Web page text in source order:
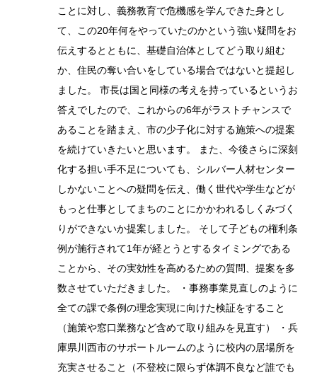
ことに対し、義務教育で危機感を学んできた身とし
て、この20年何をやっていたのかという強い疑問をお
伝えするとともに、基礎自治体としてどう取り組む
か、住民の奪い合いをしている場合ではないと提起し
ました。 市長は国と同様の考えを持っているというお
答えでしたので、これからの6年がラストチャンスで
あることを踏まえ、市の少子化に対する施策への提案
を続けていきたいと思います。 また、今後さらに深刻
化する担い手不足についても、シルバー人材センター
しかないことへの疑問を伝え、働く世代や学生などが
もっと仕事としてまちのことにかかわれるしくみづく
りができないか提案しました。 そして子どもの権利条
例が施行されて1年が経とうとするタイミングである
ことから、その実効性を高めるための質問、提案を多
数させていただきました。 ・事務事業見直しのように
全ての課で条例の理念実現に向けた検証をすること
（施策や窓口業務など含めて取り組みを見直す） ・兵
庫県川西市のサポートルームのように校内の居場所を
充実させること（不登校に限らず体調不良など誰でも